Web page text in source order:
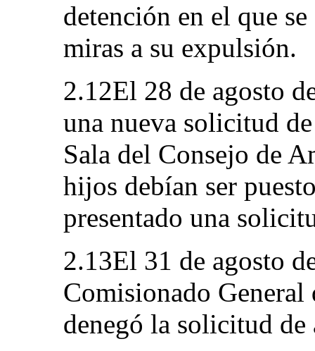
detención en el que
miras a su expulsión.
2.12El 28 de agosto
una nueva solicitud
Sala del Consejo de
hijos debían ser
presentado una
2.13El 31 de agosto
Comisionado
denegó la solicitud